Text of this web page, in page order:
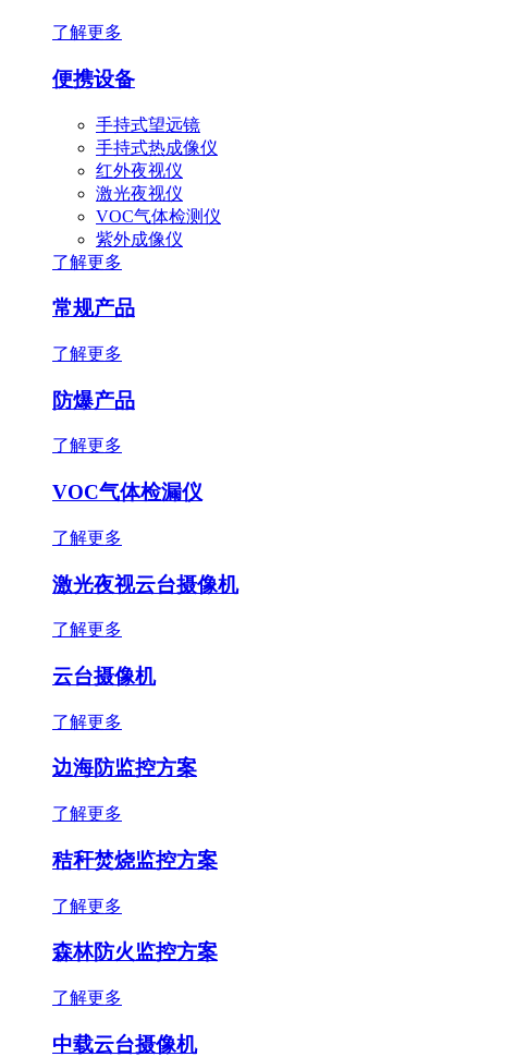
了解更多
便携设备
手持式望远镜
手持式热成像仪
红外夜视仪
激光夜视仪
VOC气体检测仪
紫外成像仪
了解更多
常规产品
了解更多
防爆产品
了解更多
VOC气体检漏仪
了解更多
激光夜视云台摄像机
了解更多
云台摄像机
了解更多
边海防监控方案
了解更多
秸秆焚烧监控方案
了解更多
森林防火监控方案
了解更多
中载云台摄像机